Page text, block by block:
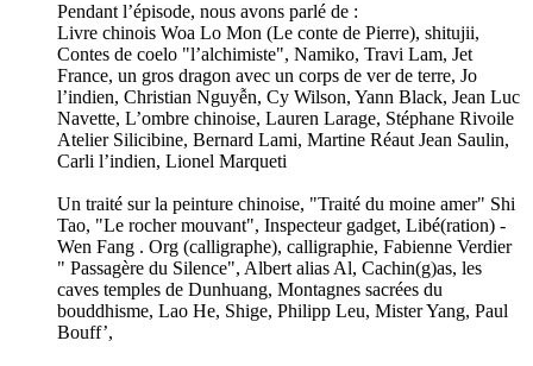
Pendant l’épisode, nous avons parlé de :
Livre chinois Woa Lo Mon (Le conte de Pierre), shitujii,
Contes de coelo "l’alchimiste", Namiko, Travi Lam, Jet
France, un gros dragon avec un corps de ver de terre, Jo
l’indien, Christian Nguyễn, Cy Wilson, Yann Black, Jean Luc
Navette, L’ombre chinoise, Lauren Larage, Stéphane Rivoile
Atelier Silicibine, Bernard Lami, Martine Réaut Jean Saulin,
Carli l’indien, Lionel Marqueti
Un traité sur la peinture chinoise, "Traité du moine amer" Shi
Tao, "Le rocher mouvant", Inspecteur gadget, Libé(ration) -
Wen Fang . Org (calligraphe), calligraphie, Fabienne Verdier
" Passagère du Silence", Albert alias Al, Cachin(g)as, les
caves temples de Dunhuang, Montagnes sacrées du
bouddhisme, Lao He, Shige, Philipp Leu, Mister Yang, Paul
Bouff’,